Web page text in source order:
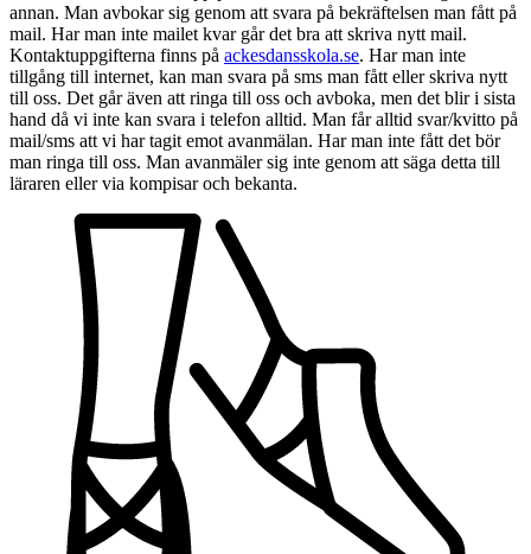
annan. Man avbokar sig genom att svara på bekräftelsen man fått på
mail. Har man inte mailet kvar går det bra att skriva nytt mail.
Kontaktuppgifterna finns på ackesdansskola.se. Har man inte
tillgång till internet, kan man svara på sms man fått eller skriva nytt
till oss. Det går även att ringa till oss och avboka, men det blir i sista
hand då vi inte kan svara i telefon alltid. Man får alltid svar/kvitto på
mail/sms att vi har tagit emot avanmälan. Har man inte fått det bör
man ringa till oss. Man avanmäler sig inte genom att säga detta till
läraren eller via kompisar och bekanta.